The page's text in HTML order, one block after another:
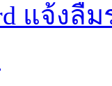
แจ้งลื